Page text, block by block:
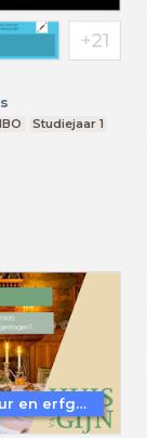
Studiejaar 1
Ontdek kunst, cultuur en erfgoed in Dordrecht